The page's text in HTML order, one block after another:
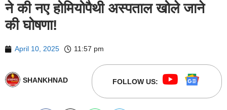
ने की नए होमियोपैथी अस्पताल खोले जाने
की घोषणा!
April 10, 2025 11:57 pm
SHANKHNAD FOLLOW US: